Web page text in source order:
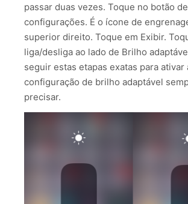
passar duas vezes. Toque no botão de
configurações. É o ícone de
superior direito. Toque em Exibir.
liga/desliga ao lado de Brilho
seguir estas etapas exatas para ativar
configuração de brilho adaptável
precisar.